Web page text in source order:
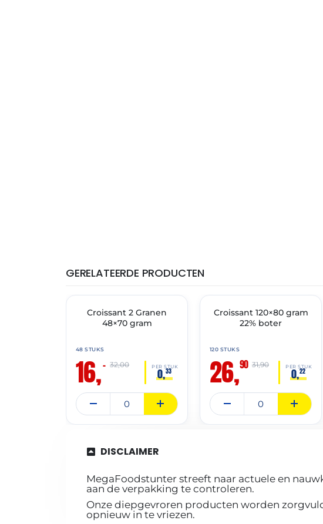
GERELATEERDE PRODUCTEN
🔥 OP=OP
Croissant 2 Granen
48×70 gram
48 STUKS
16,– PER STUK
0,33
32,00
🔥 OP=OP
Croissant 120×80 gram
22% boter
120 STUKS
26,90 PER STUK
0,22
31,90
DISCLAIMER
MegaFoodstunter streeft naar actuele en
aan de verpakking te controleren.
Onze diepgevroren producten worden
opnieuw in te vriezen.